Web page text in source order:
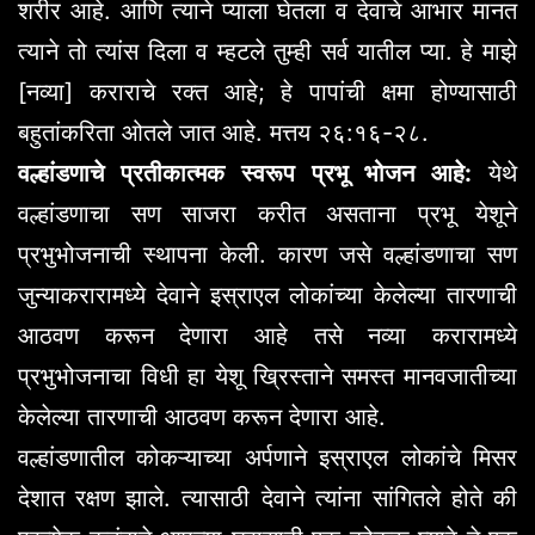
शरीर आहे. आणि त्याने प्याला घेतला व देवाचे आभार मानत
त्याने तो त्यांस दिला व म्हटले तुम्ही सर्व यातील प्या. हे माझे
[नव्या] कराराचे रक्त आहे; हे पापांची क्षमा होण्यासाठी
बहुतांकरिता ओतले जात आहे. मत्तय २६:१६-२८.
वल्हांडणाचे प्रतीकात्मक स्वरूप प्रभू भोजन आहे:येथे
वल्हांडणाचा सण साजरा करीत असताना प्रभू येशूने
प्रभुभोजनाची स्थापना केली. कारण जसे वल्हांडणाचा सण
जुन्याकरारामध्ये देवाने इस्राएल लोकांच्या केलेल्या तारणाची
आठवण करून देणारा आहे तसे नव्या करारामध्ये
प्रभुभोजनाचा विधी हा येशू ख्रिस्ताने समस्त मानवजातीच्या
केलेल्या तारणाची आठवण करून देणारा आहे.
वल्हांडणातील कोकऱ्याच्या अर्पणाने इस्राएल लोकांचे मिसर
देशात रक्षण झाले. त्यासाठी देवाने त्यांना सांगितले होते की